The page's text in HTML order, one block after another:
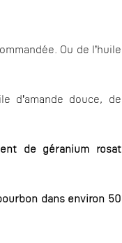
Ou de l’huile
d’amande douce, de
de géranium rosat
dans environ 50